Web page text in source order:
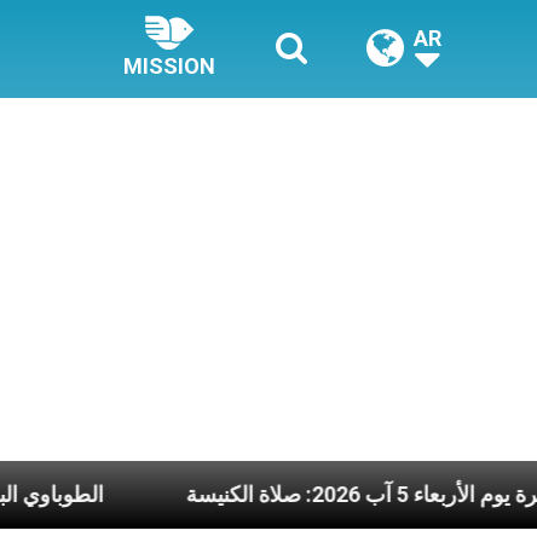
MISSION
AR
عناوين نشرة يوم الأربعاء 5 آب 2026: صلاة الكنيسة